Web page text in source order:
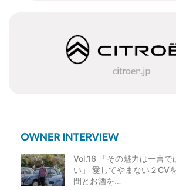
Vol.16 「その魅力は一言で
い」 愛してやまない２CV
間とお酒を…